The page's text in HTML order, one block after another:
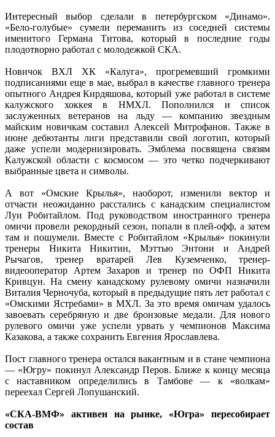
Интересный выбор сделали в петербургском «Динамо».
«Бело-голубые» сумели переманить из соседней системы
именитого Германа Титова, который в последние годы
плодотворно работал с молодежкой СКА.
Новичок ВХЛ ХК «Калуга», прогремевший громкими
подписаниями еще в мае, выбрал в качестве главного тренера
опытного Андрея Кирдяшова, который уже работал в системе
калужского хоккея в НМХЛ. Пополнился и список
заслуженных ветеранов на льду — компанию звездным
майским новичкам составил Алексей Митрофанов. Также в
июне дебютанты лиги представили свой логотип, который
даже успели модернизировать. Эмблема посвящена связям
Калужской области с космосом — это четко подчеркивают
выбранные цвета и символы.
А вот «Омские Крылья», наоборот, изменили вектор и
отчасти неожиданно расстались с канадским специалистом
Луи Робитайлом. Под руководством иностранного тренера
омичи провели рекордный сезон, попали в плей-офф, а затем
там и пошумели. Вместе с Робитайлом «Крылья» покинули
тренеры Никита Никитин, Мэттью Энтони и Андрей
Рычагов, тренер вратарей Лев Куземченко, тренер-
видеооператор Артем Захаров и тренер по ОФП Никита
Кривцун. На смену канадскому рулевому омичи назначили
Виталия Черночуба, который в предыдущие пять лет работал с
«Омскими Ястребами» в МХЛ. За это время омичам удалось
завоевать серебряную и две бронзовые медали. Для нового
рулевого омичи уже успели урвать у чемпионов Максима
Казакова, а также сохранить Евгения Ярославлева.
Пост главного тренера остался вакантным и в стане чемпиона
— «Югру» покинул Александр Перов. Ближе к концу месяца
с наставником определились в Тамбове — к «волкам»
переехал Сергей Лопушанский.
«СКА-ВМФ» активен на рынке, «Югра» пересобирает
состав